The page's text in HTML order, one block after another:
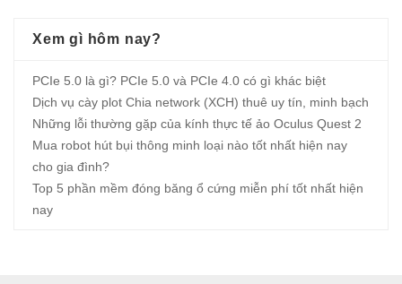
Xem gì hôm nay?
PCIe 5.0 là gì? PCIe 5.0 và PCIe 4.0 có gì khác biệt
Dịch vụ cày plot Chia network (XCH) thuê uy tín, minh bạch
Những lỗi thường gặp của kính thực tế ảo Oculus Quest 2
Mua robot hút bụi thông minh loại nào tốt nhất hiện nay
cho gia đình?
Top 5 phần mềm đóng băng ổ cứng miễn phí tốt nhất hiện
nay